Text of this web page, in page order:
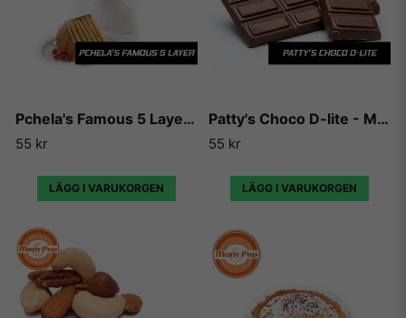
Pchela's Famous 5 Layer - Mom & Pop
55 kr
LÄGG I VARUKORGEN
Patty's Choco D-lite - Mom & Pop
55 kr
LÄGG I VARUKORGEN